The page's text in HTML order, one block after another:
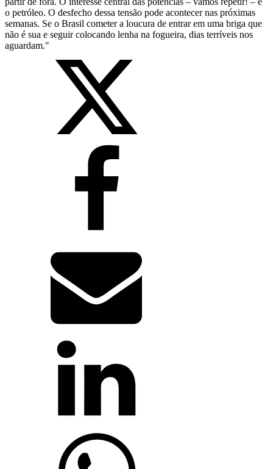
o petróleo. O desfecho dessa tensão pode acontecer nas próximas
semanas. Se o Brasil cometer a loucura de entrar em uma briga que
não é sua e seguir colocando lenha na fogueira, dias terríveis nos
aguardam."